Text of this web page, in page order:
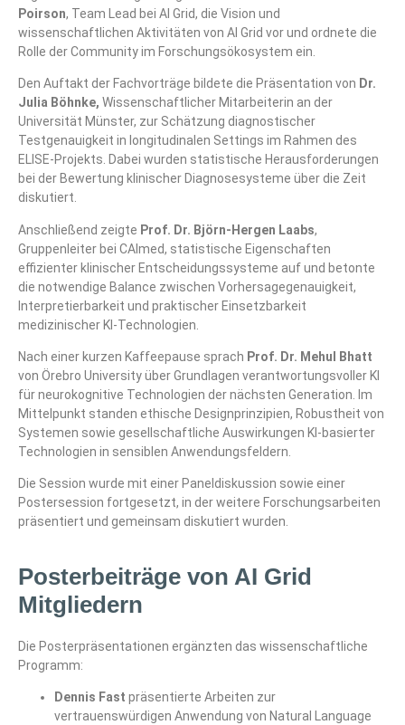
Poirson, Team Lead bei AI Grid, die Vision und
wissenschaftlichen Aktivitäten von AI Grid vor und ordnete die
Rolle der Community im Forschungsökosystem ein.
Den Auftakt der Fachvorträge bildete die Präsentation von Dr.
Julia Böhnke, Wissenschaftlicher Mitarbeiterin an der
Universität Münster, zur Schätzung diagnostischer
Testgenauigkeit in longitudinalen Settings im Rahmen des
ELISE-Projekts. Dabei wurden statistische Herausforderungen
bei der Bewertung klinischer Diagnosesysteme über die Zeit
diskutiert.
Anschließend zeigte Prof. Dr. Björn-Hergen Laabs,
Gruppenleiter bei CAImed, statistische Eigenschaften
effizienter klinischer Entscheidungssysteme auf und betonte
die notwendige Balance zwischen Vorhersagegenauigkeit,
Interpretierbarkeit und praktischer Einsetzbarkeit
medizinischer KI-Technologien.
Nach einer kurzen Kaffeepause sprach Prof. Dr. Mehul Bhatt
von Örebro Universityüber Grundlagen verantwortungsvoller KI
für neurokognitive Technologien der nächsten Generation. Im
Mittelpunkt standen ethische Designprinzipien, Robustheit von
Systemen sowie gesellschaftliche Auswirkungen KI-basierter
Technologien in sensiblen Anwendungsfeldern.
Die Session wurde mit einer Paneldiskussion sowie einer
Postersession fortgesetzt, in der weitere Forschungsarbeiten
präsentiert und gemeinsam diskutiert wurden.
Posterbeiträge von AI Grid
Mitgliedern
Die Posterpräsentationen ergänzten das wissenschaftliche
Programm:
Dennis Fast präsentierte Arbeiten zur
vertrauenswürdigen Anwendung von Natural Language